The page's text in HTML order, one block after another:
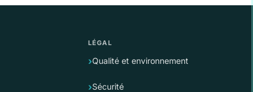
LÉGAL
Qualité et environnement
Sécurité